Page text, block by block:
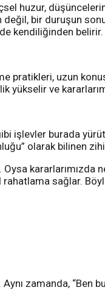
huzur,
değil, bir duruşun
kendiliğinden belirir.
uzun
yükselir ve
işlevler burada
olarak bilinen
Oysa
rahatlama sağlar.
zamanda, “Ben